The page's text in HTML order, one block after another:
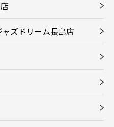
ズドリーム長島店